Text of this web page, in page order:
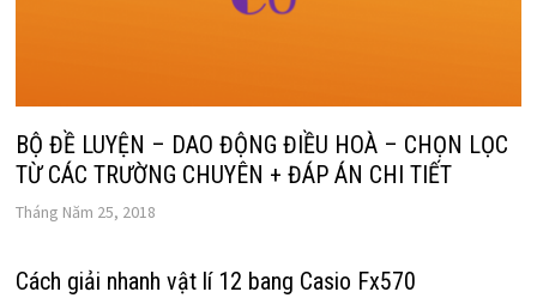
BỘ ĐỀ LUYỆN – DAO ĐỘNG ĐIỀU HOÀ – CHỌN LỌC
TỪ CÁC TRƯỜNG CHUYÊN + ĐÁP ÁN CHI TIẾT
Tháng Năm 25, 2018
Cách giải nhanh vật lí 12 bang Casio Fx570